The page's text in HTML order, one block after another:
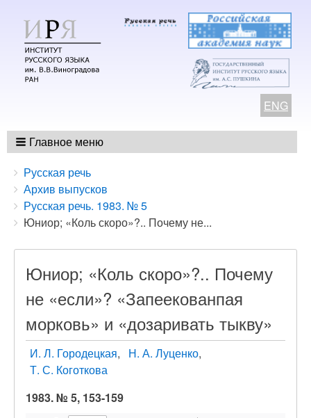
ENG
Главное меню
Breadcrumbs
You
are
here:
Русская речь
Архив выпусков
Русская речь. 1983. № 5
Юниор; «Коль скоро»?.. Почему не...
Юниор; «Коль скоро»?.. Почему
не «если»? «Запеекованпая
морковь» и «дозаривать тыкву»
И. Л. Городецкая
Н. А. Луценко
Т. С. Коготкова
1983. № 5, 153-159